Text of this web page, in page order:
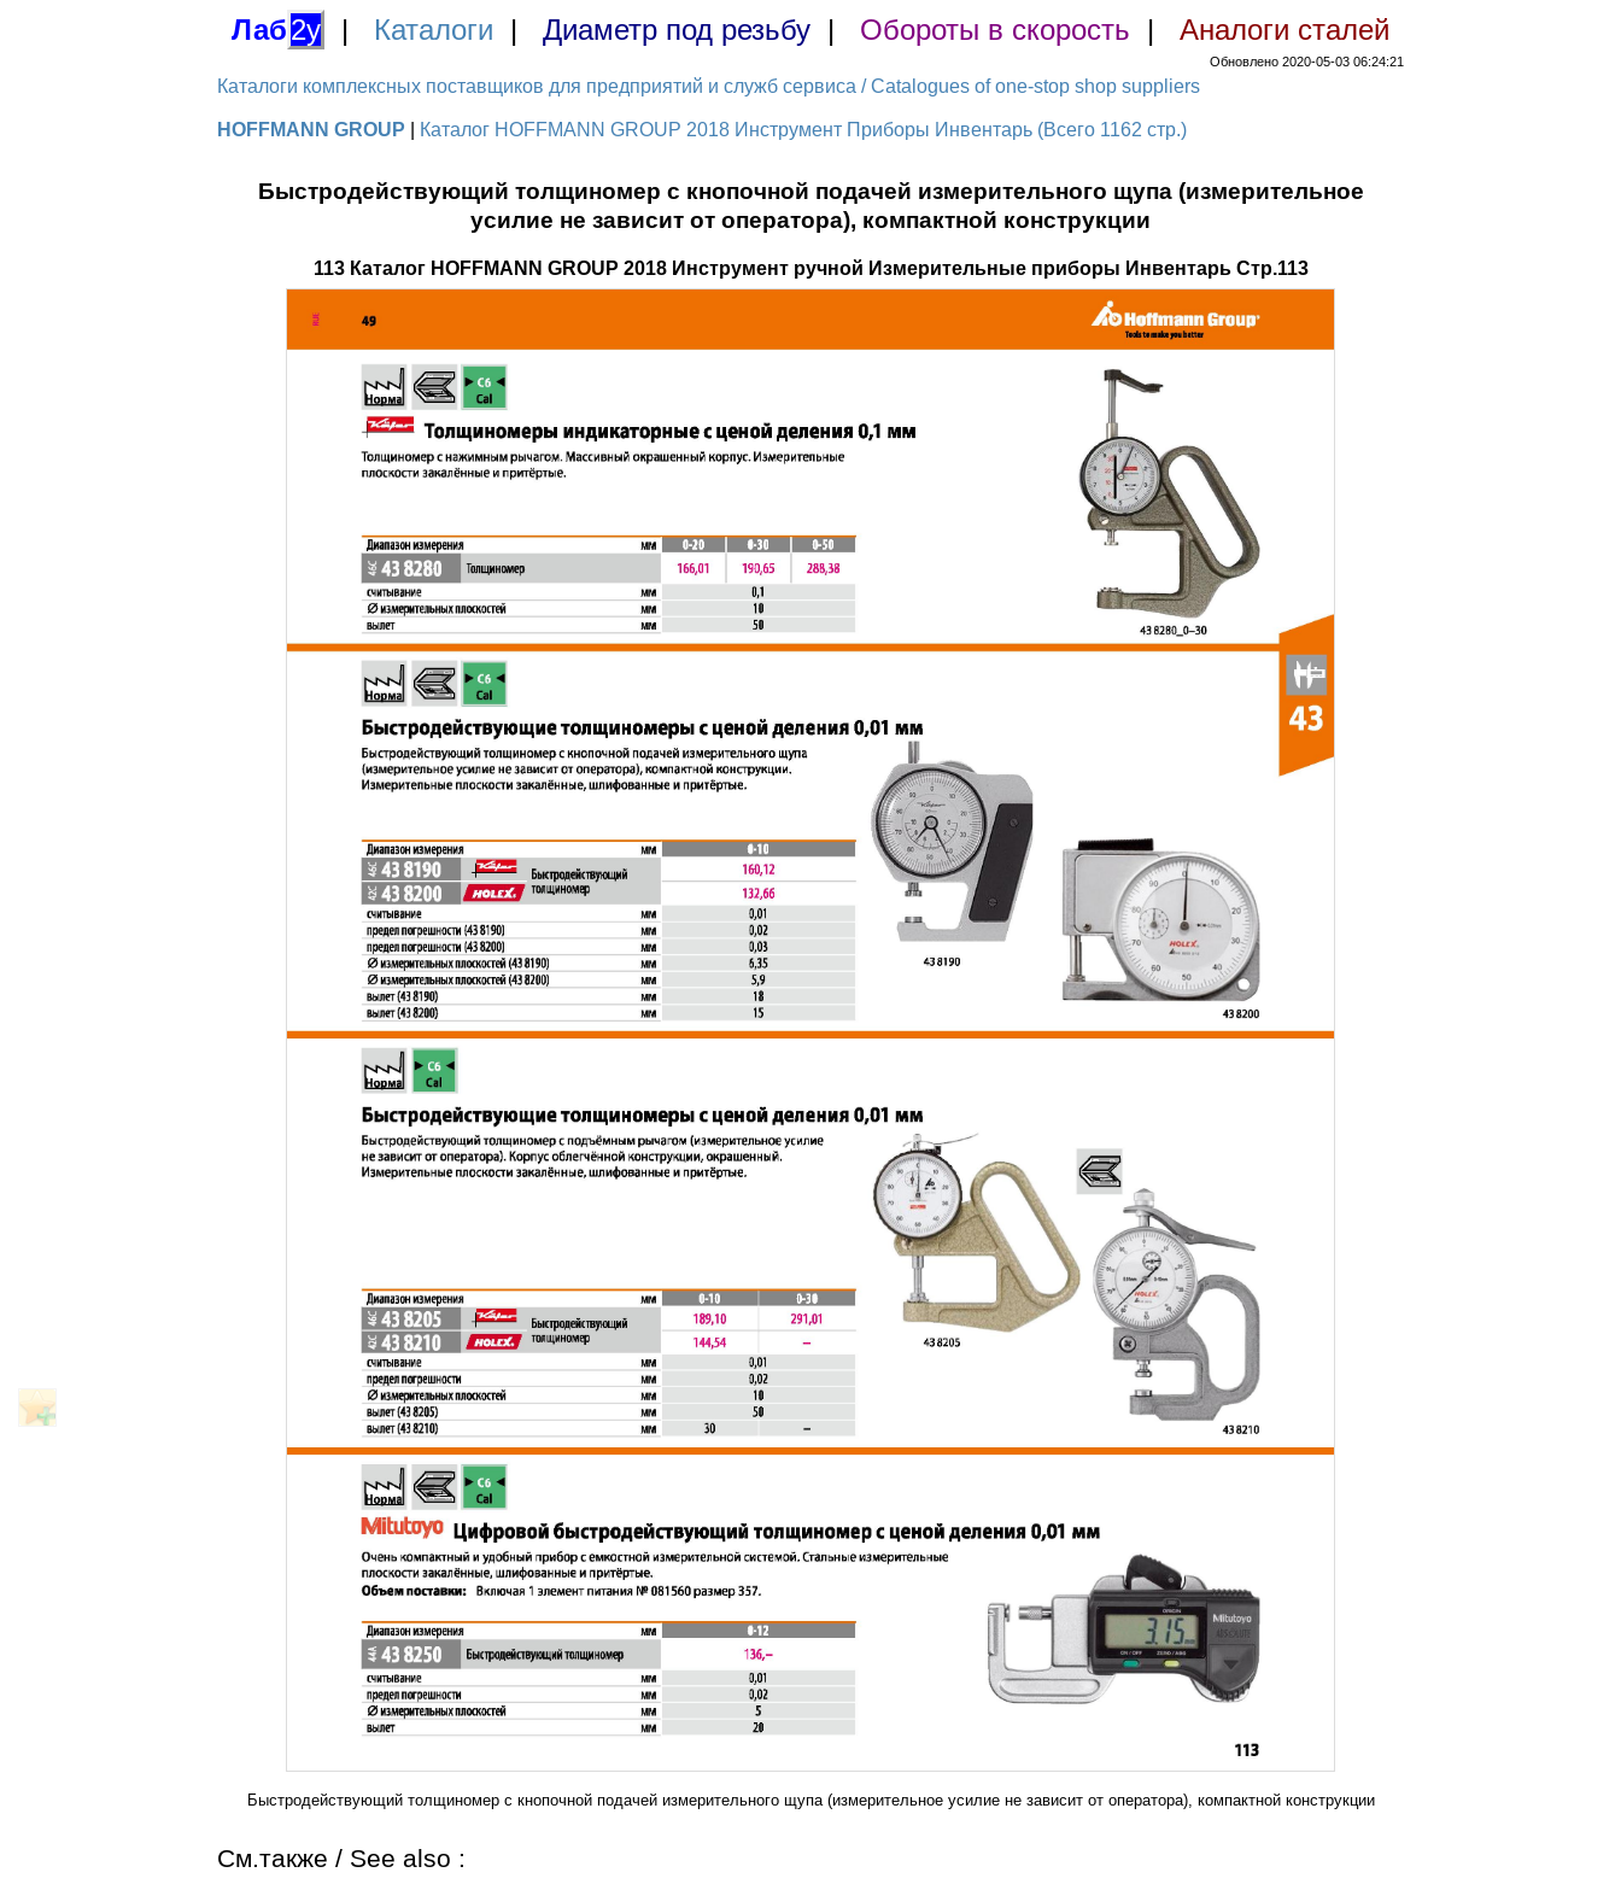
Лаб2у | Каталоги | Диаметр под резьбу | Обороты в скорость | Аналоги сталей
Обновлено 2020-05-03 06:24:21
Каталоги комплексных поставщиков для предприятий и служб сервиса / Catalogues of one-stop shop suppliers
HOFFMANN GROUP Каталог HOFFMANN GROUP 2018 Инструмент Приборы Инвентарь (Всего 1162 стр.)
Быстродействующий толщиномер с кнопочной подачей измерительного щупа (измерительное
усилие не зависит от оператора), компактной конструкции
113 Каталог HOFFMANN GROUP 2018 Инструмент ручной Измерительные приборы Инвентарь Стр.113
Быстродействующий толщиномер с кнопочной подачей измерительного щупа (измерительное усилие не зависит от оператора), компактной конструкции
См.также / See also :